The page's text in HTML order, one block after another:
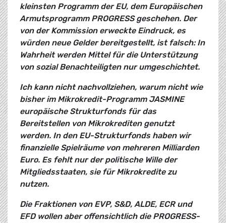
kleinsten Programm der EU, dem Europäischen
Armutsprogramm PROGRESS geschehen. Der
von der Kommission erweckte Eindruck, es
würden neue Gelder bereitgestellt, ist falsch: In
Wahrheit werden Mittel für die Unterstützung
von sozial Benachteiligten nur umgeschichtet.
Ich kann nicht nachvollziehen, warum nicht wie
bisher im Mikrokredit-Programm JASMINE
europäische Strukturfonds für das
Bereitstellen von Mikrokrediten genutzt
werden. In den EU-Strukturfonds haben wir
finanzielle Spielräume von mehreren Milliarden
Euro. Es fehlt nur der politische Wille der
Mitgliedsstaaten, sie für Mikrokredite zu
nutzen.
Die Fraktionen von EVP, S&D, ALDE, ECR und
EFD wollen aber offensichtlich die PROGRESS-